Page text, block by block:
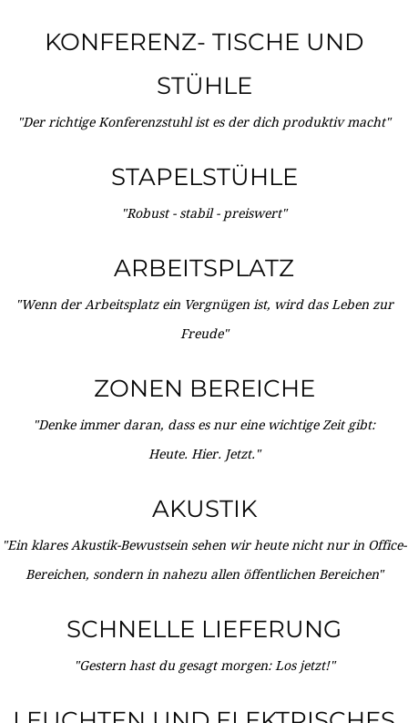
KONFERENZ- TISCHE UND
STÜHLE
"Der richtige Konferenzstuhl ist es der dich produktiv macht"
STAPELSTÜHLE
"Robust - stabil - preiswert"
ARBEITSPLATZ
"Wenn der Arbeitsplatz ein Vergnügen ist, wird das Leben zur
Freude"
ZONEN BEREICHE
"Denke immer daran, dass es nur eine wichtige Zeit gibt:
Heute. Hier. Jetzt."
AKUSTIK
"Ein klares Akustik-Bewustsein sehen wir heute nicht nur in Office-
Bereichen, sondern in nahezu allen öffentlichen Bereichen"
SCHNELLE LIEFERUNG
"Gestern hast du gesagt morgen: Los jetzt!"